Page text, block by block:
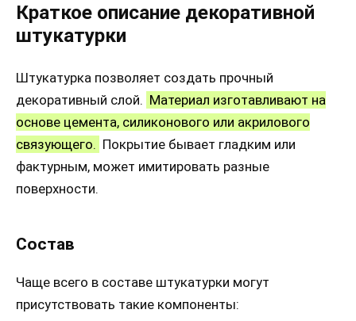
Краткое описание декоративной
штукатурки
Штукатурка позволяет создать прочный
декоративный слой. Материал изготавливают на
основе цемента, силиконового или акрилового
связующего. Покрытие бывает гладким или
фактурным, может имитировать разные
поверхности.
Состав
Чаще всего в составе штукатурки могут
присутствовать такие компоненты: